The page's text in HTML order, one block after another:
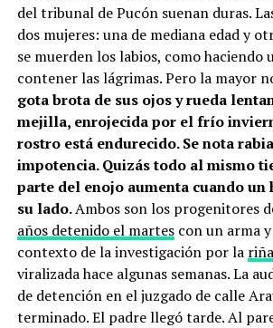
del tribunal de Pucón suenan duras.
dos mujeres: una de mediana edad y
se muerden los labios, como haciendo
contener las lágrimas. Pero la mayor
gota brota de sus ojos y rueda
mejilla, enrojecida por el frío
rostro está endurecido. Se nota
impotencia. Quizás todo al mismo
parte del enojo aumenta cuando un
su lado.Ambos son los progenitores
años detenido el martescon un arma
contexto de la investigación por la
viralizada hace algunas semanas. La
de detención en el juzgado de calle
terminado. El padre llegó tarde. Al